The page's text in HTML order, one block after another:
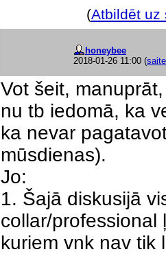
(Atbildēt uz
honeybee
2018-01-26 11:00 (saite
Vot šeit,
nu tb iedomā, ka
ka nevar
mūsdienas).
Jo:
1. Šajā diskusijā
collar/professional
kuriem vnk nav tik